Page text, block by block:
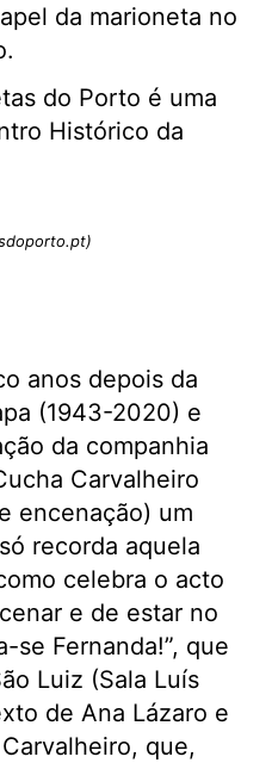
da marioneta no
do Porto é uma
Histórico da
anos depois da
(1943-2020) e
da companhia
Carvalheiro
encenação) um
recorda aquela
celebra o acto
e de estar no
se Fernanda!”, que
Luiz (Sala Luís
de Ana Lázaro e
que,